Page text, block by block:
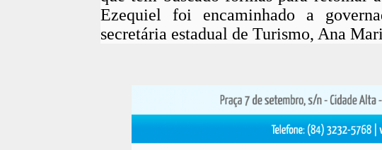
Ezequiel foi encaminhado a
secretária estadual de Turismo, Ana